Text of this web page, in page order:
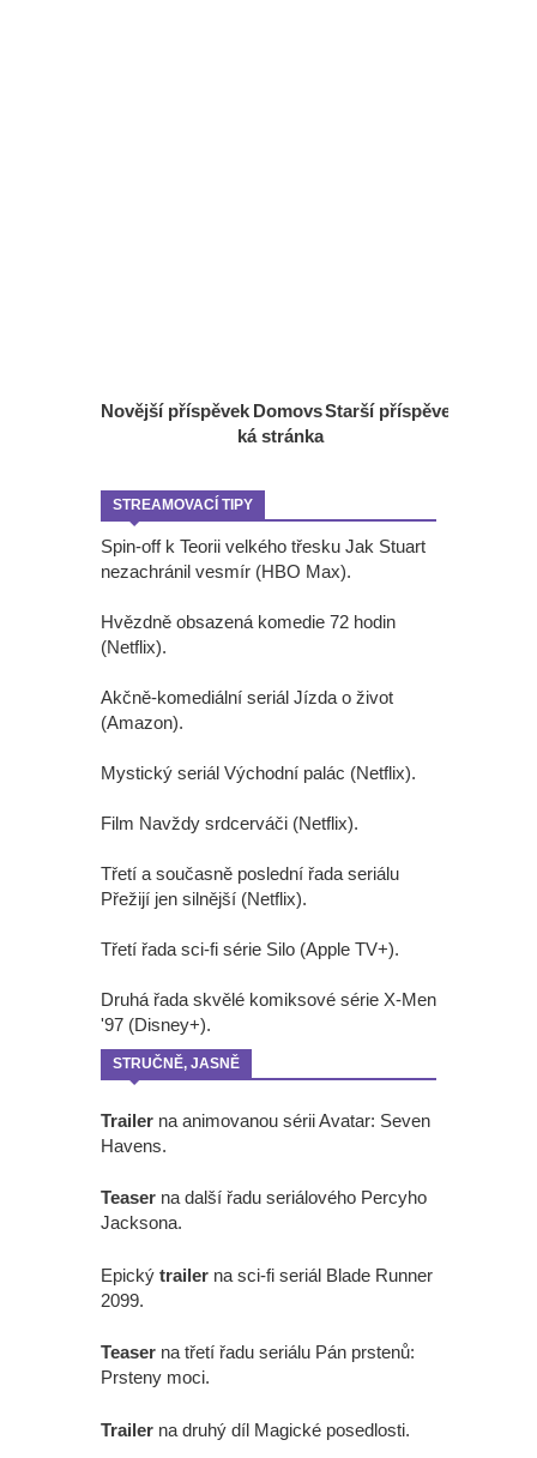
Novější příspěvek Starší příspěvek
Domovs
ká stránka
STREAMOVACÍ TIPY
Spin-off k Teorii velkého třesku Jak Stuart
nezachránil vesmír (HBO Max).
Hvězdně obsazená komedie 72 hodin
(Netflix).
Akčně-komediální seriál Jízda o život
(Amazon).
Mystický seriál Východní palác (Netflix).
Film Navždy srdcerváči (Netflix).
Třetí a současně poslední řada seriálu
Přežijí jen silnější (Netflix).
Třetí řada sci-fi série Silo (Apple TV+).
Druhá řada skvělé komiksové série X-Men
'97 (Disney+).
STRUČNĚ, JASNĚ
Trailer na animovanou sérii Avatar: Seven
Havens.
Teaser na další řadu seriálového Percyho
Jacksona.
Epický trailer na sci-fi seriál Blade Runner
2099.
Teaser na třetí řadu seriálu Pán prstenů:
Prsteny moci.
Trailer na druhý díl Magické posedlosti.